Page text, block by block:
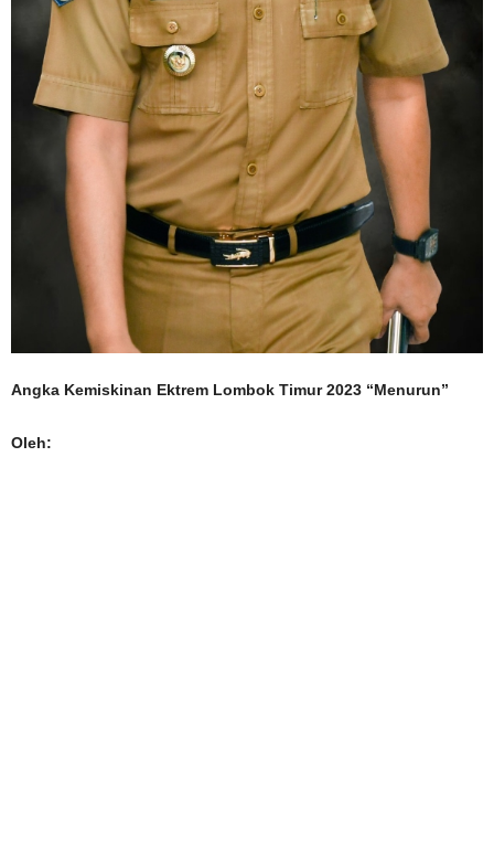
Angka Kemiskinan Ektrem Lombok Timur 2023 “Menurun”
Oleh: